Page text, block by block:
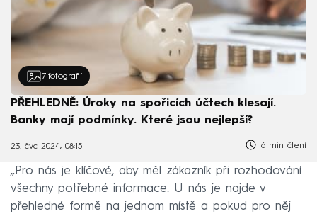
7 fotografií
PŘEHLEDNĚ: Úroky na spořicích účtech klesají.
Banky mají podmínky. Které jsou nejlepší?
23. čvc 2024, 08:15 6 min čtení
„Pro nás je klíčové, aby měl zákazník při rozhodování
všechny potřebné informace. U nás je najde v
přehledné formě na jednom místě a pokud pro něj